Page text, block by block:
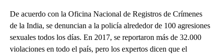
De acuerdo con la Oficina Nacional de Registros de Crímenes
de la India, se denuncian a la policía alrededor de 100 agresiones
sexuales todos los días. En 2017, se reportaron más de 32.000
violaciones en todo el país, pero los expertos dicen que el